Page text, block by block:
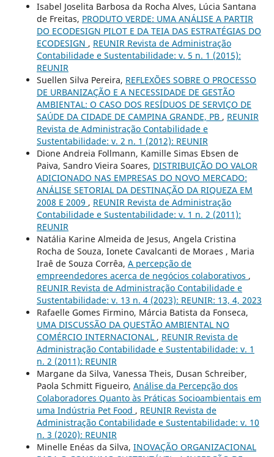
Isabel Joselita Barbosa da Rocha Alves, Lúcia Santana
de Freitas, PRODUTO VERDE: UMA ANÁLISE A PARTIR
DO ECODESIGN PILOT E DA TEIA DAS ESTRATÉGIAS DO
ECODESIGN , REUNIR Revista de Administração
Contabilidade e Sustentabilidade: v. 5 n. 1 (2015):
REUNIR
Suellen Silva Pereira, REFLEXÕES SOBRE O PROCESSO
DE URBANIZAÇÃO E A NECESSIDADE DE GESTÃO
AMBIENTAL: O CASO DOS RESÍDUOS DE SERVIÇO DE
SAÚDE DA CIDADE DE CAMPINA GRANDE, PB , REUNIR
Revista de Administração Contabilidade e
Sustentabilidade: v. 2 n. 1 (2012): REUNIR
Dione Andreia Follmann, Kamille Simas Ebsen de
Paiva, Sandro Vieira Soares, DISTRIBUIÇÃO DO VALOR
ADICIONADO NAS EMPRESAS DO NOVO MERCADO:
ANÁLISE SETORIAL DA DESTINAÇÃO DA RIQUEZA EM
2008 E 2009 , REUNIR Revista de Administração
Contabilidade e Sustentabilidade: v. 1 n. 2 (2011):
REUNIR
Natália Karine Almeida de Jesus, Angela Cristina
Rocha de Souza, Ionete Cavalcanti de Moraes , Maria
Iraê de Souza Corrêa, A percepção de
empreendedores acerca de negócios colaborativos ,
REUNIR Revista de Administração Contabilidade e
Sustentabilidade: v. 13 n. 4 (2023): REUNIR: 13, 4, 2023
Rafaelle Gomes Firmino, Márcia Batista da Fonseca,
UMA DISCUSSÃO DA QUESTÃO AMBIENTAL NO
COMÉRCIO INTERNACIONAL , REUNIR Revista de
Administração Contabilidade e Sustentabilidade: v. 1
n. 2 (2011): REUNIR
Margane da Silva, Vanessa Theis, Dusan Schreiber,
Paola Schmitt Figueiro, Análise da Percepção dos
Colaboradores Quanto às Práticas Socioambientais em
uma Indústria Pet Food , REUNIR Revista de
Administração Contabilidade e Sustentabilidade: v. 10
n. 3 (2020): REUNIR
Minelle Enéas da Silva, INOVAÇÃO ORGANIZACIONAL